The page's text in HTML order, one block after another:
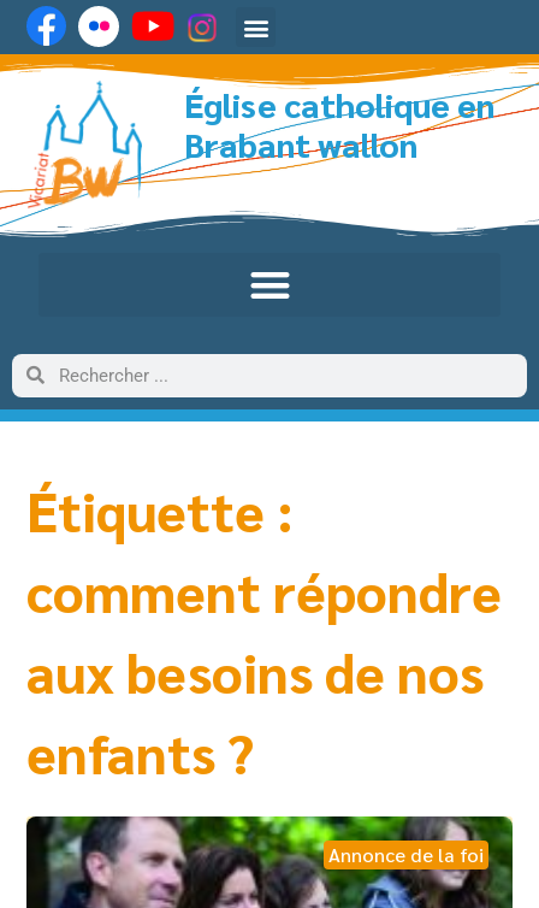
Église catholique en
Brabant wallon
Étiquette :
comment répondre
aux besoins de nos
enfants ?
Annonce de la foi